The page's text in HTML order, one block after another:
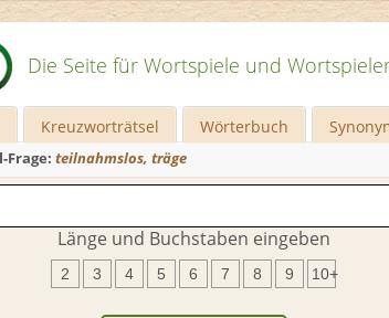
Die Seite für Wortspiele und
Kreuzworträtsel Wörterbuch
Frage: teilnahmslos, träge
Länge und Buchstaben eingeben
2 3 4 5 6 7 8 9 10+